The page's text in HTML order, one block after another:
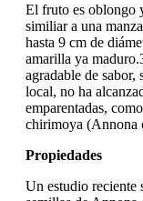
El fruto es oblongo
similiar a una
hasta 9 cm de
amarilla ya
agradable de sabor,
local, no ha
emparentadas,
chirimoya (Annona
Propiedades
Un estudio reciente